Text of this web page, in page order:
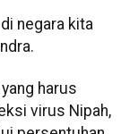
negara kita
harus
virus Nipah,